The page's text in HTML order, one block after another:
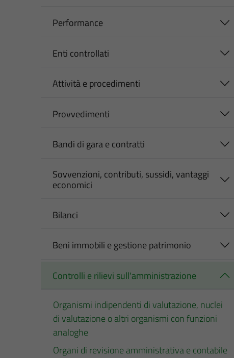
Performance
Enti controllati
Attività e procedimenti
Provvedimenti
Bandi di gara e contratti
Sovvenzioni, contributi, sussidi, vantaggi
economici
Bilanci
Beni immobili e gestione patrimonio
Controlli e rilievi sull'amministrazione
Organismi indipendenti di valutazione, nuclei
di valutazione o altri organismi con funzioni
analoghe
Organi di revisione amministrativa e contabile